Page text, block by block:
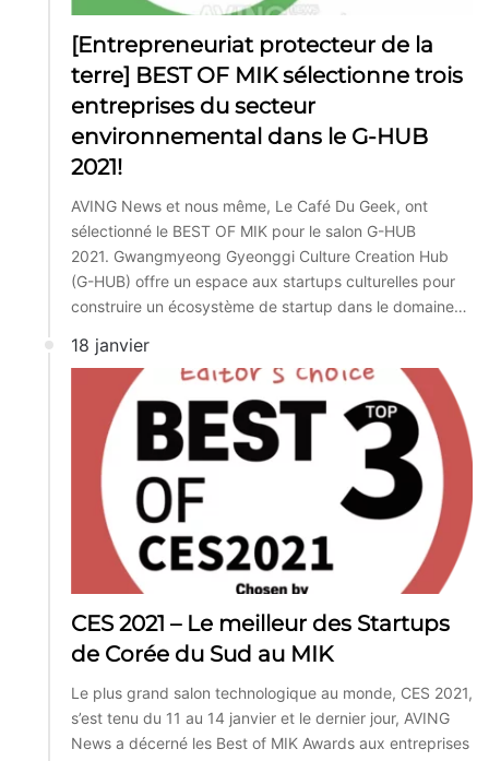
[Entrepreneuriat protecteur de la
terre] BEST OF MIK sélectionne trois
entreprises du secteur
environnemental dans le G-HUB
2021!
AVING News et nous même, Le Café Du Geek, ont
sélectionné le BEST OF MIK pour le salon G-HUB
2021. Gwangmyeong Gyeonggi Culture Creation Hub
(G-HUB) offre un espace aux startups culturelles pour
construire un écosystème de startup dans le domaine…
18 janvier
CES 2021 – Le meilleur des Startups
de Corée du Sud au MIK
Le plus grand salon technologique au monde, CES 2021,
s’est tenu du 11 au 14 janvier et le dernier jour, AVING
News a décerné les Best of MIK Awards aux entreprises